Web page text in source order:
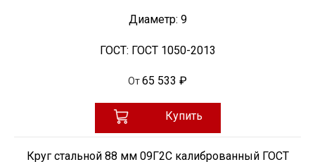
Диаметр: 9
ГОСТ: ГОСТ 1050-2013
От65 533 ₽
Купить
Круг стальной 88 мм 09Г2С калиброванный ГОСТ